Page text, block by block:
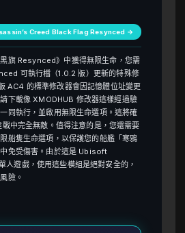
Creed Black Flag Resynced →
旗 Resynced》中獲得無限生命，您需
可執行檔（1.0.2 版）更新的特殊修
AC4 的標準修改器會因記憶體位址變更
下載像 XMODHUB 修改器這樣經過驗
同執行，並啟用無限生命選項。這將確
戰中完全無敵。值得注意的是，您還需要
船隻生命選項，以保護您的船艦「寒鴉
免受傷害。由於這是 Ubisoft
遊戲，使用這些模組是絕對安全的，
險。